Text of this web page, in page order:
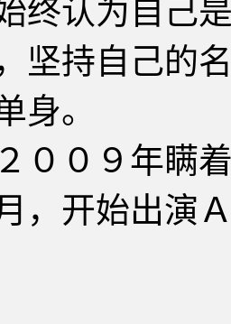
终认为自己
坚持自己的
身。
０９年瞒着
，开始出演